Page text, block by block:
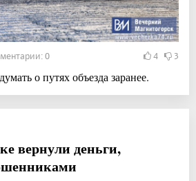
0 4 3
о путях объезда заранее.
вернули деньги,